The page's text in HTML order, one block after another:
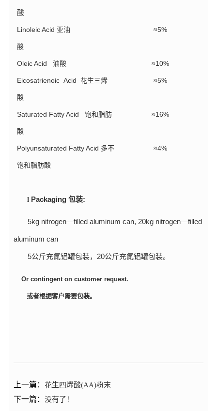
酸
Linoleic Acid 亚油
酸
≈5%
Oleic Acid 油酸 ≈10%
Eicosatrienoic Acid 花生三烯
酸
≈5%
Saturated Fatty Acid 饱和脂肪
酸
≈16%
Polyunsaturated Fatty Acid 多不
饱和脂肪酸
≈4%
l Packaging 包装:
5kg nitrogen—filled aluminum can, 20kg nitrogen—filled
aluminum can
5公斤充氮铝罐包装， 20公斤充氮铝罐包装。
Or contingent on customer request.
或者根据客户需要包装。
上一篇： 花生四烯酸(AA)粉末
下一篇： 没有了！